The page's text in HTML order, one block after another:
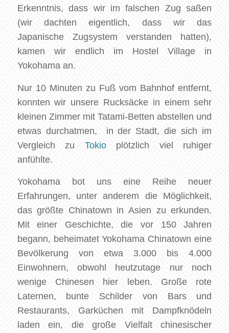
Erkenntnis, dass wir im falschen Zug saßen
(wir dachten eigentlich, dass wir das
Japanische Zugsystem verstanden hatten),
kamen wir endlich im Hostel Village in
Yokohama an.
Nur 10 Minuten zu Fuß vom Bahnhof entfernt,
konnten wir unsere Rucksäcke in einem sehr
kleinen Zimmer mit Tatami-Betten abstellen und
etwas durchatmen, in der Stadt, die sich im
Vergleich zu Tokioplötzlich viel ruhiger
anfühlte.
Yokohama bot uns eine Reihe neuer
Erfahrungen, unter anderem die Möglichkeit,
das größte Chinatown in Asien zu erkunden.
Mit einer Geschichte, die vor 150 Jahren
begann, beheimatet Yokohama Chinatown eine
Bevölkerung von etwa 3.000 bis 4.000
Einwohnern, obwohl heutzutage nur noch
wenige Chinesen hier leben. Große rote
Laternen, bunte Schilder von Bars und
Restaurants, Garküchen mit Dampfknödeln
laden ein, die große Vielfalt chinesischer